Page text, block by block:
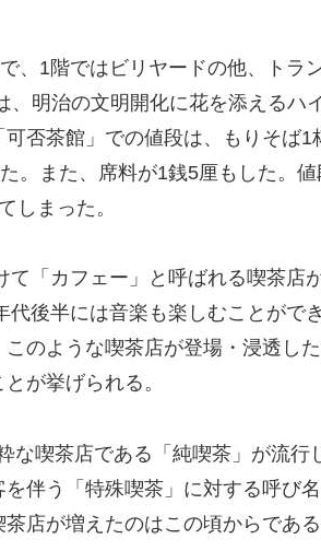
、1階ではビリヤードの他、トラ
明治の文明開化に花を添えるハ
否茶館」での値段は、もりそば1
。また、席料が1銭5厘もした。
しまった。
「カフェー」と呼ばれる喫茶店
後半には音楽も楽しむことがで
のような喫茶店が登場・浸透し
が挙げられる。
な喫茶店である「純喫茶」が流行
伴う「特殊喫茶」に対する呼び
店が増えたのはこの頃からである